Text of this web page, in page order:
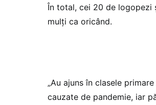
În total, cei 20 de logopezi
mulți ca oricând.
„Au ajuns în clasele
cauzate de pandemie, iar